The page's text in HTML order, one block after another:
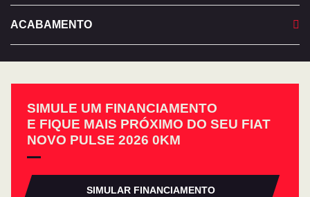
ACABAMENTO
SIMULE UM FINANCIAMENTO
E FIQUE MAIS PRÓXIMO DO SEU FIAT
NOVO PULSE 2026 0KM
SIMULAR FINANCIAMENTO